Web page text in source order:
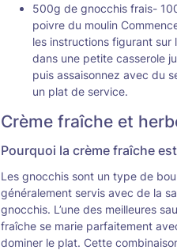
500g de gnocchis frais-
poivre du moulin
les instructions figurant sur
dans une petite casserole
puis assaisonnez avec du
un plat de service.
Crème fraîche et
Pourquoi la crème fraîche
Les gnocchis sont un type de
généralement servis avec de la
gnocchis. L’une des meilleures
fraîche se marie parfaitement
dominer le plat. Cette